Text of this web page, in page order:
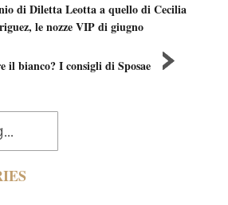
di Diletta Leotta a quello di Cecilia
le nozze VIP di giugno
il bianco? I consigli di Sposae